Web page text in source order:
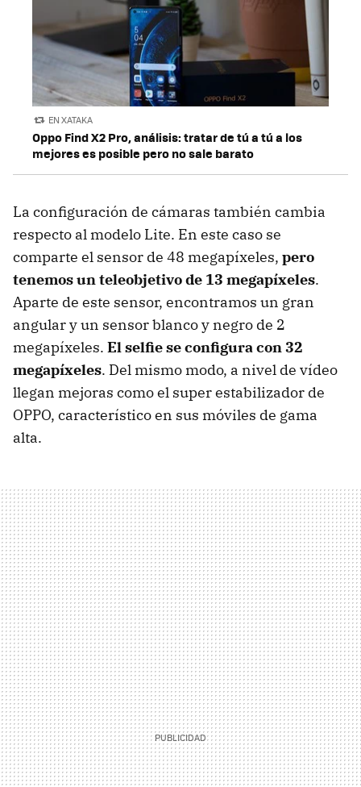
EN XATAKA
Oppo Find X2 Pro, análisis: tratar de tú a tú a los
mejores es posible pero no sale barato
La configuración de cámaras también cambia
respecto al modelo Lite. En este caso se
comparte el sensor de 48 megapíxeles, pero
tenemos un teleobjetivo de 13 megapíxeles.
Aparte de este sensor, encontramos un gran
angular y un sensor blanco y negro de 2
megapíxeles. El selfie se configura con 32
megapíxeles. Del mismo modo, a nivel de vídeo
llegan mejoras como el super estabilizador de
OPPO, característico en sus móviles de gama
alta.